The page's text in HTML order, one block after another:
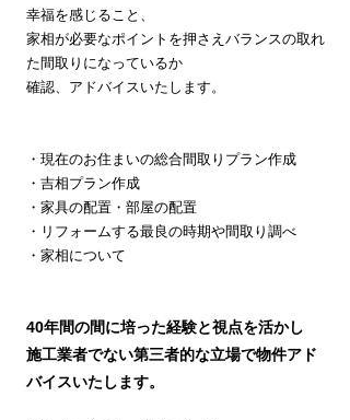
幸福を感じること、
家相が必要なポイントを押さえバランスの取れ
た間取りになっているか
確認、アドバイスいたします。
・現在のお住まいの総合間取りプラン作成
・吉相プラン作成
・家具の配置・部屋の配置
・リフォームする最良の時期や間取り調べ
​・家相について​
40年間の間に培った経験と視点を活かし
施工業者でない第三者的な立場で物件アド
バイスいたします。